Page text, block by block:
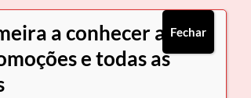
pesquisa.a conhecer as
e todas as
Fechar